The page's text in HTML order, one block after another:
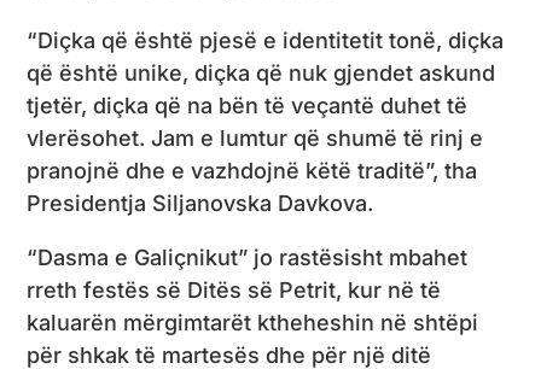
“Diçka që është pjesë e identitetit tonë, diçka
që është unike, diçka që nuk gjendet askund
tjetër, diçka që na bën të veçantë duhet të
vlerësohet. Jam e lumtur që shumë të rinj e
pranojnë dhe e vazhdojnë këtë traditë”, tha
Presidentja Siljanovska Davkova.
“Dasma e Galiçnikut” jo rastësisht mbahet
rreth festës së Ditës së Petrit, kur në të
kaluarën mërgimtarët ktheheshin në shtëpi
për shkak të martesës dhe për një ditë